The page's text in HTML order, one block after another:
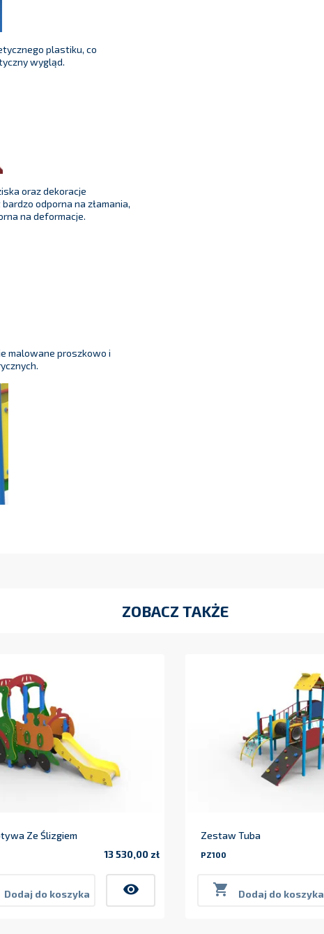
plastiku, co
wygląd.
oraz dekoracje
odporna na złamania,
na deformacje.
malowane proszkowo i
ZOBACZ TAKŻE
Ze Ślizgiem
13 530,00 zł
Dodaj do koszyka visibility
Zestaw Tuba
PZ100
 Dodaj do koszyka